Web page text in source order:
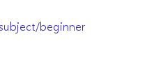
beginner